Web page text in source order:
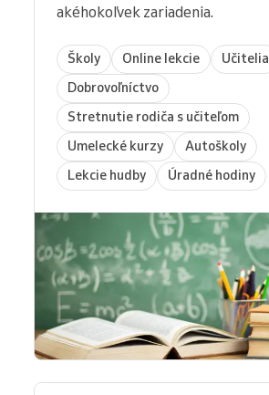
akéhokoľvek zariadenia.
Školy Online lekcie
Učitelia
Dobrovoľníctvo
Stretnutie rodiča s učiteľom
Umelecké kurzy
Autoškoly
Lekcie hudby
Úradné hodiny